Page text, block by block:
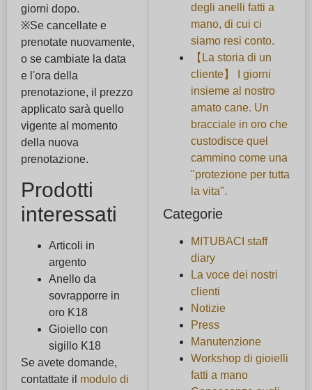
giorni dopo.
※Se cancellate e
prenotate nuovamente,
o se cambiate la data
e l'ora della
prenotazione, il prezzo
applicato sarà quello
vigente al momento
della nuova
prenotazione.
Prodotti
interessati
Articoli in
argento
Anello da
sovrapporre in
oro K18
Gioiello con
sigillo K18
Se avete domande,
contattate il modulo di
degli anelli fatti a
mano, di cui ci
siamo resi conto.
【La storia di un
cliente】 I giorni
insieme al nostro
amato cane. Un
bracciale in oro che
custodisce quel
cammino come una
"protezione per tutta
la vita".
Categorie
MITUBACI staff
diary
La voce dei nostri
clienti
Notizie
Press
Manutenzione
Workshop di gioielli
fatti a mano